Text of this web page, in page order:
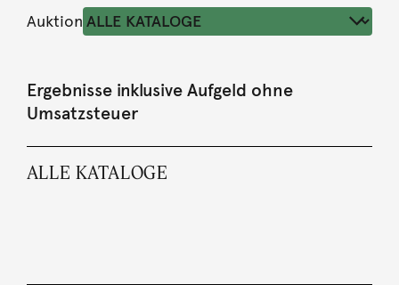
Auktion
Ergebnisse inklusive Aufgeld ohne
Umsatzsteuer
ALLE KATALOGE